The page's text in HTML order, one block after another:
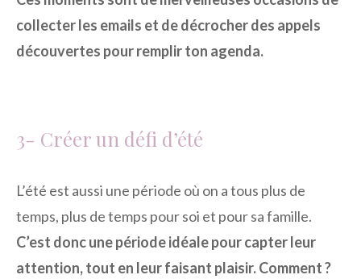
collecter les emails et de décrocher des appels
découvertes pour remplir ton agenda.
3- Créer un défi d’été
L’été est aussi une période où on a tous plus de
temps, plus de temps pour soi et pour sa famille.
C’est donc une période idéale pour capter leur
attention, tout en leur faisant plaisir. Comment ?